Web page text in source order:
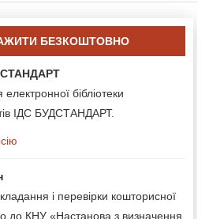
БЕЗКОШТОВНО
бібліотеки
ІДС БУДСТАНДАРТ.
і перевірки кошторисної
до КНУ «Настанова з визначення